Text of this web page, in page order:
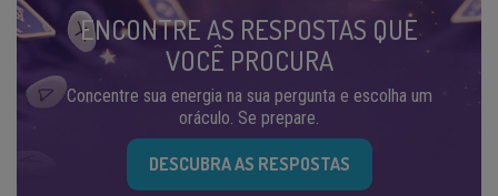
ENCONTRE AS RESPOSTAS QUE
VOCÊ PROCURA
Concentre sua energia na sua pergunta e escolha um
oráculo. Se prepare.
DESCUBRA AS RESPOSTAS